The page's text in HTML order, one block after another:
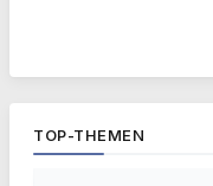
TOP-THEMEN